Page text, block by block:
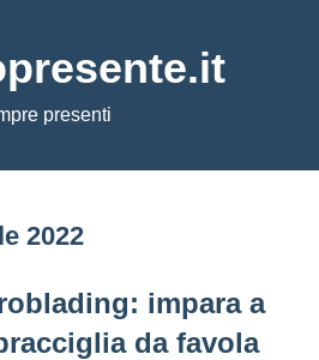
presenti
2022
impara a
da favola